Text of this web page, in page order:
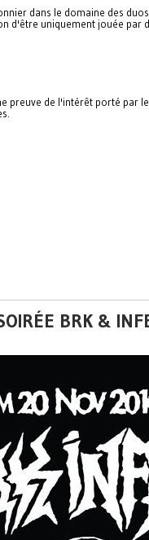
dans le domaine des
d'être uniquement jouée par
preuve de l'intérêt porté par
BRK &